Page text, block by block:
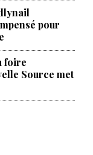
pour
foire
Source met
la